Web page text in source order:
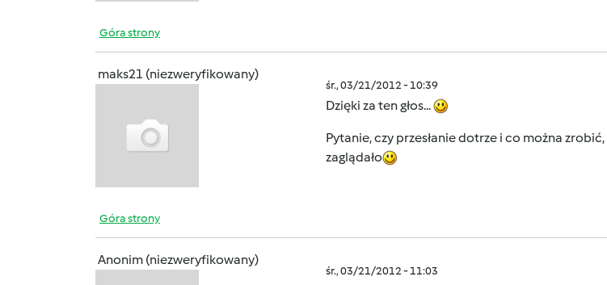
Góra strony
maks21 (niezweryfikowany)
śr., 03/21/2012 - 10:39
Dzięki za ten głos...
Pytanie, czy przesłanie dotrze i co można
zaglądało
Góra strony
Anonim (niezweryfikowany)
śr., 03/21/2012 - 11:03